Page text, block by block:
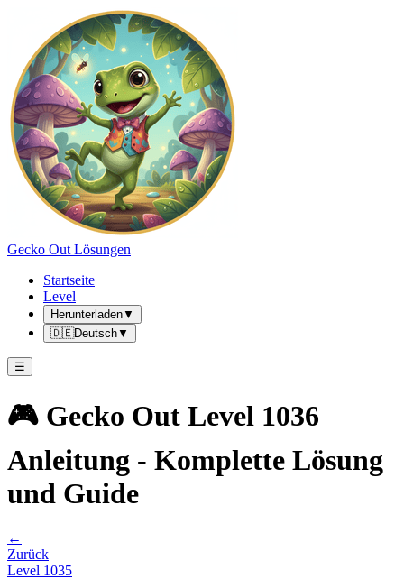
Gecko Out Lösungen
Startseite
Level
Herunterladen▼
🇩🇪Deutsch▼
☰
🎮 Gecko Out Level 1036
Anleitung - Komplette Lösung
und Guide
←
Zurück
Level 1035